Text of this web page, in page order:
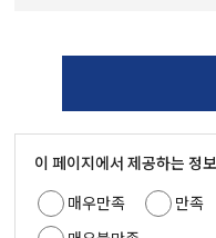
이 페이지에서 제공하는 정
매우만족
만족